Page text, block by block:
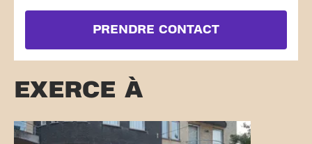
PRENDRE CONTACT
EXERCE À